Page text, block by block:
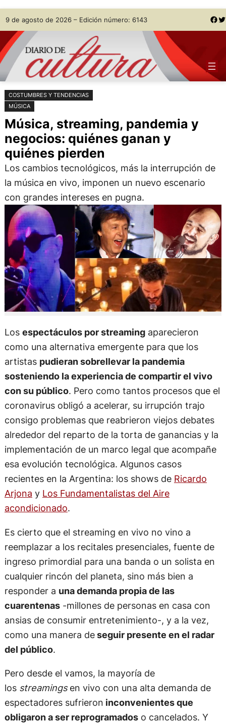
Saltar
al
contenido
Skip
to
content
9 de agosto de 2026 – Edición número: 6143 Facebook Twitter
COSTUMBRES Y TENDENCIAS
MÚSICA
Música, streaming, pandemia y
negocios: quiénes ganan y
quiénes pierden
Los cambios tecnológicos, más la interrupción de
la música en vivo, imponen un nuevo escenario
con grandes intereses en pugna.
Los espectáculos por streamingaparecieron
como una alternativa emergente para que los
artistas pudieran sobrellevar la pandemia
sosteniendo la experiencia de compartir el vivo
con su público. Pero como tantos procesos que el
coronavirus obligó a acelerar, su irrupción trajo
consigo problemas que reabrieron viejos debates
alrededor del reparto de la torta de ganancias y la
implementación de un marco legal que acompañe
esa evolución tecnológica. Algunos casos
recientes en la Argentina: los shows de Ricardo
Arjona y Los Fundamentalistas del Aire
acondicionado.
Es cierto que el streaming en vivo no vino a
reemplazar a los recitales presenciales, fuente de
ingreso primordial para una banda o un solista en
cualquier rincón del planeta, sino más bien a
responder a una demanda propia de las
cuarentenas-millones de personas en casa con
ansias de consumir entretenimiento-, y a la vez,
como una manera deseguir presente en el radar
del público.
Pero desde el vamos, la mayoría de
los streamingsen vivo con una alta demanda de
espectadores sufrieron inconvenientes que
obligaron a ser reprogramadoso cancelados. Y